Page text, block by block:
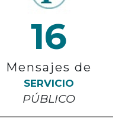
16
Mensajes de
SERVICIO
PÚBLICO